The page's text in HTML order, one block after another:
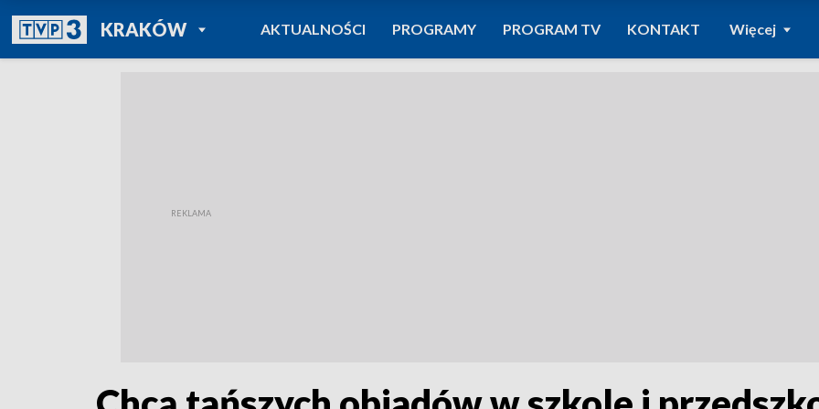
KRAKÓWPOWRÓT DO
TVP REGIONY
AKTUALNOŚCI PROGRAMY PROGRAM TV KONTAKT Więcej